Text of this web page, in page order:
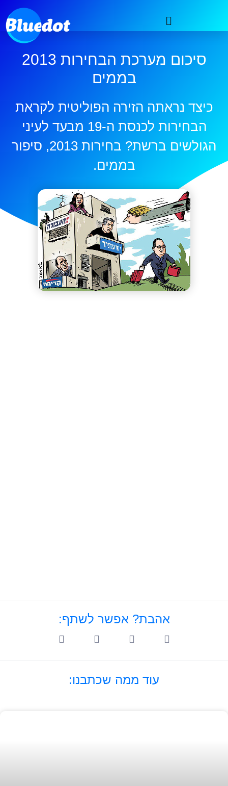
סיכום מערכת הבחירות 2013
בממים
כיצד נראתה הזירה הפוליטית לקראת
הבחירות לכנסת ה-19 מבעד לעיני
הגולשים ברשת? בחירות 2013, סיפור
בממים.
אהבת? אפשר לשתף:
עוד ממה שכתבנו: